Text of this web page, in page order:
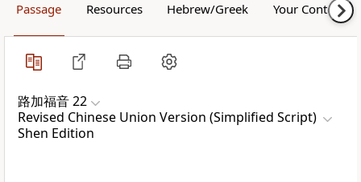
Passage Resources Hebrew/Greek Your Content
路加福音 22
Revised Chinese Union Version (Simplified Script)
Shen Edition